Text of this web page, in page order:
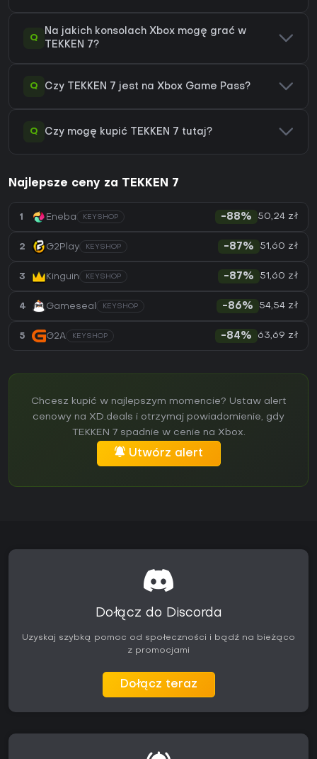
Q
Na jakich konsolach Xbox mogę grać w
TEKKEN 7?
Q Czy TEKKEN 7 jest na Xbox Game Pass?
Q Czy mogę kupić TEKKEN 7 tutaj?
Najlepsze ceny za TEKKEN 7
1 Eneba KEYSHOP -88% 50,24 zł
2 G2Play KEYSHOP -87% 51,60 zł
3 Kinguin KEYSHOP -87% 51,60 zł
4 Gameseal KEYSHOP -86% 54,54 zł
5 G2A KEYSHOP -84% 63,69 zł
Chcesz kupić w najlepszym momencie? Ustaw alert
cenowy na XD.deals i otrzymaj powiadomienie, gdy
TEKKEN 7 spadnie w cenie na Xbox.
Utwórz alert
Dołącz do Discorda
Uzyskaj szybką pomoc od społeczności i bądź na bieżąco
z promocjami
Dołącz teraz